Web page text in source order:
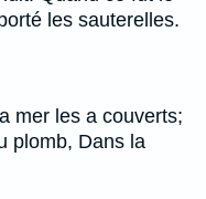
les sauterelles.
mer les a couverts;
plomb, Dans la